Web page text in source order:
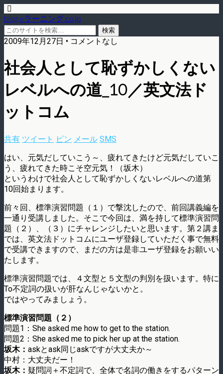
blog.eラーニング.co.jp
2009年12月27日 • コメントなし
社会人として恥ずかしくない
レベルへの道_10／英文法ド
ットコム
共有 ツイート ピン メール SMS
はい、元気だしていこう～、疲れてきたけど元気だしていこ
う、疲れてきた時こそ空元気！（坂木）
というわけで社会人として恥ずかしくないレベルへの道第
10回始まります。
前々回、標準演習問題（１）で撃沈したので、前回講義編を
一通り受講しました。そこで今回は、満を持して標準演習問
題（２）、（３）にチャレンジしたいと思います。第２講ま
では、英文法ドットコムにユーザ登録していただく事で無料
で受講できますので、まだの方は是非ユーザ登録をお願いい
たします。
標準演習問題では、４文型と５文型の判別を扱います。特に
To不定詞の扱いが肝なんじゃないかと。
ではやってみましょう。
標準演習問題（２）
問題1：She asked me how to get to the station.
問題2：She asked me to pick her up at the station.
坂木： askとask同じaskですが大丈夫か～
中村：大丈夫だー！
坂木： 疑問詞＋不定詞で、全体で名詞の働きをするパターン